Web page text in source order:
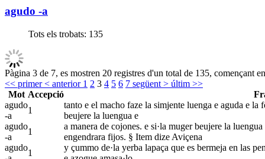
agudo -a
Tots els trobats: 135
Pàgina 3 de 7, es mostren 20 registres d'un total de 135, començant
<< primer< anterior 1 2 3 4 5 6 7 següent > últim >>
Mot Accepció
agudo
-a
1
tanto e el macho faze la simjente luenga e aguda e la
beujere la luengua e
agudo
-a
1
a manera de cojones. e si·la muger beujere la
engendrara fijos. § Item dize Aviçena
agudo
1
y çummo de·la yerba lapaça que es bermeja en las